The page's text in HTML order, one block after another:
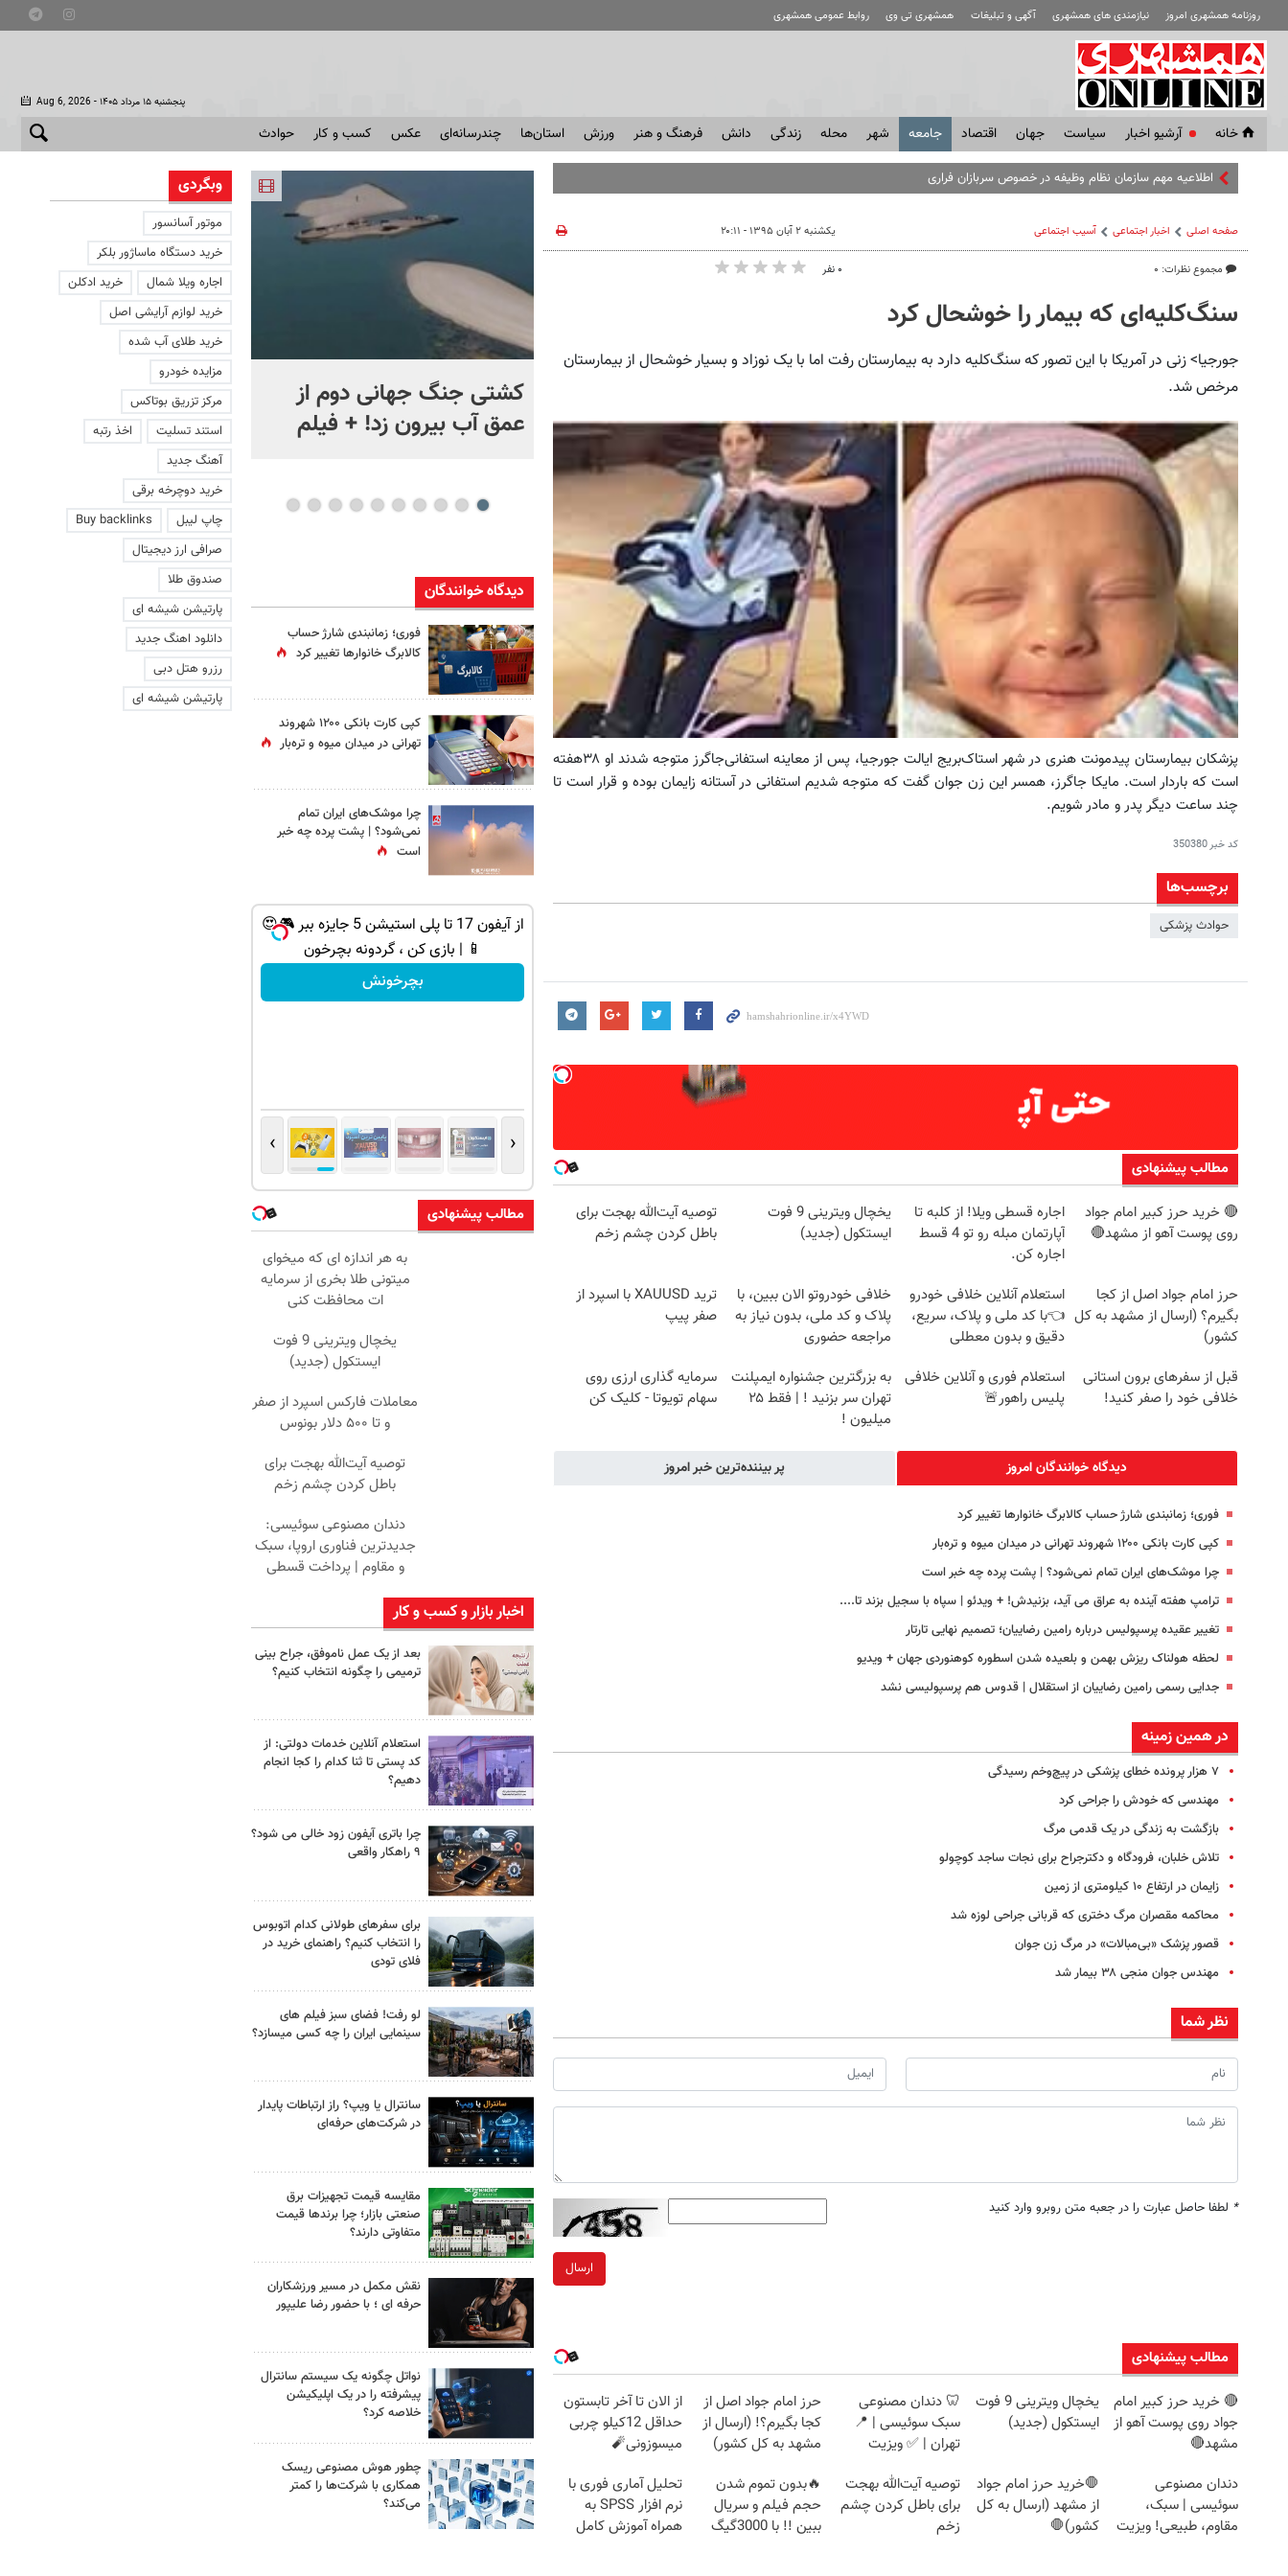
روزنامه همشهری امروز نیازمندی های همشهری آگهی و تبلیغات همشهری تی وی روابط عمومی همشهری
Aug 6, 2026 - پنجشنبه ۱۵ مرداد ۱۴۰۵
خانه آرشیو اخبار سياست جهان اقتصاد جامعه شهر محله زندگی دانش فرهنگ و هنر ورزش استان‌ها چندرسانه‌ای عکس کسب و کار حوادث
اطلاعیه مهم سازمان نظام وظیفه در خصوص سربازان فراری
صفحه اصلی اخبار اجتماعی آسیب اجتماعی
مجموع نظرات: ۰
یکشنبه ۲ آبان ۱۳۹۵ - ۲۰:۱۱
۰ نفر
سنگ‌کلیه‌ای که بیمار را خوشحال کرد
جورجیا> زنی در آمریکا با این تصور که سنگ‌کلیه دارد به بیمارستان رفت اما با یک نوزاد و بسیار خوشحال از بیمارستان
مرخص شد.
پزشکان بیمارستان پیدمونت هنری در شهر استاک‌بریج ایالت جورجیا، پس از معاینه استفانی‌جاگرز متوجه شدند او ۳۸‌هفته
است که باردار است. مایکا‌ جاگرز، همسر این زن جوان گفت که متوجه شدیم استفانی در آستانه زایمان بوده و قرار است تا
چند ساعت دیگر پدر و مادر شویم.
کد خبر350380
برچسب‌ها
حوادث پزشکی
مطالب پیشنهادی
🔴 خرید حرز کبیر امام جواد
روی پوست آهو از مشهد🔴
اجاره‌ قسطی ویلا! از کلبه تا
آپارتمان مبله رو تو 4 قسط
اجاره کن.
یخچال ویترینی 9 فوت
ایستکول (جدید)
توصیه آیت‌الله بهجت برای
باطل کردن چشم زخم
حرز امام جواد اصل از کجا
بگیرم؟ (ارسال از مشهد به کل
کشور)
استعلام آنلاین خلافی خودرو
👈با کد ملی و پلاک، سریع،
دقیق و بدون معطلی
خلافی خودروتو الان ببین، با
پلاک و کد ملی، بدون نیاز به
مراجعه حضوری
ترید XAUUSD با اسپرد از
صفر پیپ
قبل از سفرهای برون استانی
خلافی خود را صفر کنید!
استعلام فوری و آنلاین خلافی
پلیس راهور🚨
به بزرگترین جشنواره ایمپلنت
تهران سر بزنید ! | فقط ۲۵
میلیون !
سرمایه گذاری ارزی روی
سهام تویوتا - کلیک کن
دیدگاه خوانندگان امروز پر بیننده‌ترین خبر امروز
فوری؛ زمانبندی‌ شارژ حساب کالابرگ خانوارها تغییر کرد
کپی کارت بانکی ۱۲۰۰ شهروند تهرانی در میدان میوه و تره‌بار
چرا موشک‌های ایران تمام نمی‌شود؟ | پشت پرده چه خبر است
ترامپ هفته آینده به عراق می آید، بزنیدش! + ویدئو | سپاه با سجیل بزند تا....
تغییر عقیده پرسپولیس درباره رامین رضاییان؛ تصمیم نهایی تارتار
لحظه هولناک ریزش بهمن و بلعیده شدن اسطوره کوهنوردی جهان + ویدیو
جدایی رسمی رامین رضاییان از استقلال | قدوس هم پرسپولیسی نشد
در همین زمینه
۷ هزار پرونده خطای پزشکی در پیچ‌وخم رسیدگی
مهندسی که خودش را جراحی کرد
بازگشت به زندگی در یک قدمی مرگ
تلاش خلبان، فرودگاه و دکترجراح برای نجات ساجد‌ کوچولو
زایمان در ارتفاع ۱۰ کیلومتری از زمین
محاکمه مقصران مرگ دختری که قربانی جراحی لوزه شد
قصور پزشک «بی‌مبالات» در مرگ زن جوان
مهندس جوان منجی ۳۸ بیمار شد
نظر شما
* لطفا حاصل عبارت را در جعبه متن روبرو وارد کنید
ارسال
مطالب پیشنهادی
🔴 خرید حرز کبیر امام
جواد روی پوست آهو از
مشهد🔴
یخچال ویترینی 9 فوت
ایستکول (جدید)
🦷 دندان مصنوعی
سبک سوئیسی | 📍
تهران | ✅ ویزیت
حرز امام جواد اصل از
کجا بگیرم؟! (ارسال از
مشهد به کل کشور)
از الان تا آخر تابستون
حداقل 12کیلو چربی
میسوزونی🧨
دندان مصنوعی
سوئیسی | سبک،
مقاوم، طبیعی! ویزیت
🛑خرید حرز امام جواد
از مشهد (ارسال به کل
کشور)🛑
توصیه آیت‌الله بهجت
برای باطل کردن چشم
زخم
🔥بدون تموم شدن
حجم فیلم و سریال
ببین !! با 3000گیگ
تحلیل آماری فوری با
نرم افزار SPSS به
همراه آموزش کامل
۹ با ماه + فیلم
کشتی‌ جنگ جهانی دوم از
عمق آب بیرون زد! + فیلم
افشای اطلاعات برای ترور
بارون ترامپ | ماجرای قرار
عاشقانه با یک زن
دیدگاه خوانندگان
فوری؛ زمانبندی‌ شارژ حساب
کالابرگ خانوارها تغییر کرد
کپی کارت بانکی ۱۲۰۰ شهروند
تهرانی در میدان میوه و تره‌بار
چرا موشک‌های ایران تمام
نمی‌شود؟ | پشت پرده چه خبر
است
ویترینی 9 فوت ایستکول (جدید)
رزرورایگان نوبت
ثبت نام کنید
از آیفون 17 تا پلی استیشن 5 جایزه ببر 🎮😍
📱 | بازی کن ، گردونه بچرخون
بچرخونش
‹
›
مطالب پیشنهادی
به هر اندازه ای که میخوای
میتونی طلا بخری از سرمایه
ات محافظت کنی
یخچال ویترینی 9 فوت
ایستکول (جدید)
معاملات فارکس اسپرد از صفر
و تا ۵۰۰ دلار بونوس
توصیه آیت‌الله بهجت برای
باطل کردن چشم زخم
دندان مصنوعی سوئیسی:
جدیدترین فناوری اروپا، سبک
و مقاوم | پرداخت قسطی
اخبار بازار و کسب و کار
بعد از یک عمل ناموفق، جراح بینی
ترمیمی را چگونه انتخاب کنیم؟
استعلام آنلاین خدمات دولتی: از
کد پستی تا ثنا کدام را کجا انجام
دهیم؟
چرا باتری آیفون زود خالی می شود؟
۹ راهکار واقعی
برای سفرهای طولانی کدام اتوبوس
را انتخاب کنیم؟ راهنمای خرید در
فلای تودی
لو رفت! فضای سبز فیلم های
سینمایی ایران را چه کسی میسازد؟
سانترال یا ویپ؟ راز ارتباطات پایدار
در شرکت‌های حرفه‌ای
مقایسه قیمت تجهیزات برق
صنعتی بازار؛ چرا برندها قیمت
متفاوتی دارند؟
نقش مکمل در مسیر ورزشکاران
حرفه ای ؛ با حضور رضا علیپور
نواتل چگونه یک سیستم سانترال
پیشرفته را در یک اپلیکیشن
خلاصه کرد؟
چطور هوش مصنوعی ریسک
همکاری با شرکت‌ها را کمتر
می‌کند؟
وبگردی
موتور آسانسور
خرید دستگاه ماساژور بلکر
اجاره ویلا شمال
خرید ادکلن
خرید لوازم آرایشی اصل
خرید طلای آب شده
مزایده خودرو
مرکز تزریق بوتاکس
استند تسلیت
اخذ رتبه
آهنگ جدید
خرید دوچرخه برقی
چاپ لیبل
Buy backlinks
صرافی ارز دیجیتال
صندوق طلا
پارتیشن شیشه ای
دانلود اهنگ جدید
رزرو هتل دبی
پارتیشن شیشه ای